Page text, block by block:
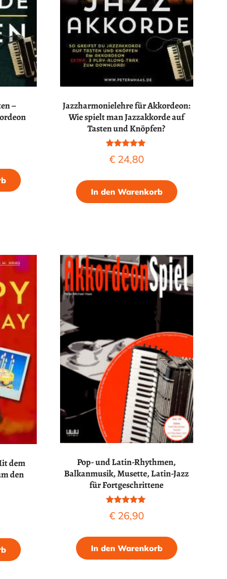
–
Jazzharmonielehre für Akkordeon:
Wie spielt man Jazzakkorde auf
Tasten und Knöpfen?
Bewertet mit
5.00
€24,80
In den Warenkorb
dem
den
Pop- und Latin-Rhythmen,
Balkanmusik, Musette, Latin-Jazz
für Fortgeschrittene
Bewertet mit
5.00
€26,90
In den Warenkorb